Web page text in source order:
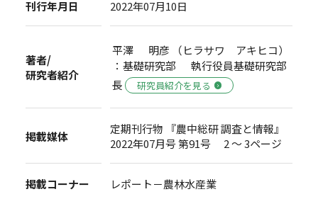
刊行年月日 2022年07月10日
著者/
研究者紹介
平澤 明彦 （ヒラサワ アキヒコ）
：基礎研究部 執行役員基礎研究部
長
研究員紹介を見る
掲載媒体
定期刊行物 『農中総研 調査と情報』
2022年07月号 第91号 2 ～ 3ページ
掲載コーナー レポート－農林水産業